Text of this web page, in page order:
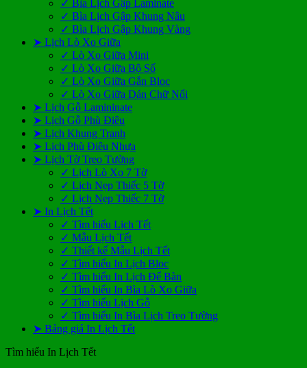
✓ Bìa Lịch Gập Laminate
✓ Bìa Lịch Gập Khung Nâu
✓ Bìa Lịch Gập Khung Vàng
➤ Lịch Lò Xo Giữa
✓ Lò Xo Giữa Mini
✓ Lò Xo Giữa Bộ Số
✓ Lò Xo Giữa Gắn Bloc
✓ Lò Xo Giữa Dán Chữ Nổi
➤ Lịch Gỗ Lamininate
➤ Lịch Gỗ Phù Điêu
➤ Lịch Khung Tranh
➤ Lịch Phù Điêu Nhựa
➤ Lịch Tờ Treo Tường
✓ Lịch Lò Xo 7 Tờ
✓ Lịch Nẹp Thiếc 5 Tờ
✓ Lịch Nẹp Thiếc 7 Tờ
➤ In Lịch Tết
✓ Tìm hiểu Lịch Tết
✓ Mẫu Lịch Tết
✓ Thiết kế Mẫu Lịch Tết
✓ Tìm hiểu In Lịch Bloc
✓ Tìm hiểu In Lịch Để Bàn
✓ Tìm hiểu In Bìa Lò Xo Giữa
✓ Tìm hiểu Lịch Gỗ
✓ Tìm hiểu In Bìa Lịch Treo Tường
➤ Bảng giá In Lịch Tết
Tìm hiểu In Lịch Tết